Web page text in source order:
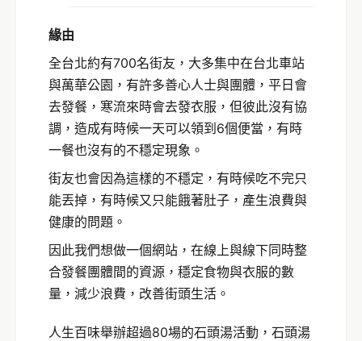
緣由
全台北約有700名街友，大多集中在台北車站
與萬華公園，有許多善心人士與團體，平日會
去發餐，寒流來時會去發衣服，但彼此沒有協
調，造成有時候一天可以領到6個便當，有時
一餐也沒有的不穩定現象。
街友也會因為這樣的不穩定，有時候吃不完只
能丟掉，有時候又只能餓著肚子，產生浪費與
健康的問題。
因此我們想做一個網站，在線上與線下同時整
合發餐團體間的資源，穩定食物與衣服的數
量，減少浪費，改善街頭生活。
人生百味舉辦超過80場的石頭湯活動，石頭湯